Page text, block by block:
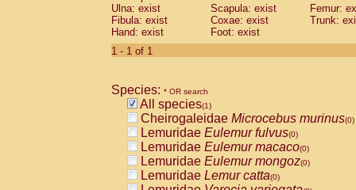
Cebidae Saguinus oedipus
Cebidae Saguinus weddelli
Cebidae Saguinusspp.
Cebidae
CebidaeCebus capucinus
CebidaeCebus nigrivittatus
CebidaeCebus spp.(0)
CebidaeSaimiri boliviensis(0)
CebidaeSaimiri sciureus(0)
AtelidaeAlouatta caraya(0)
AtelidaeAlouatta fusca(0)
Ulna: exist
Scapula: exist
Femur:
Fibula: exist
Coxae: exist
Trunk:
Hand: exist
Foot: exist
1 - 1 of 1
Species: * OR search
All species(1)
Cheirogaleidae Microcebus murinus(0)
Lemuridae Eulemur fulvus(0)
Lemuridae Eulemur macaco(0)
Lemuridae Eulemur mongoz(0)
Lemuridae Lemur catta(0)